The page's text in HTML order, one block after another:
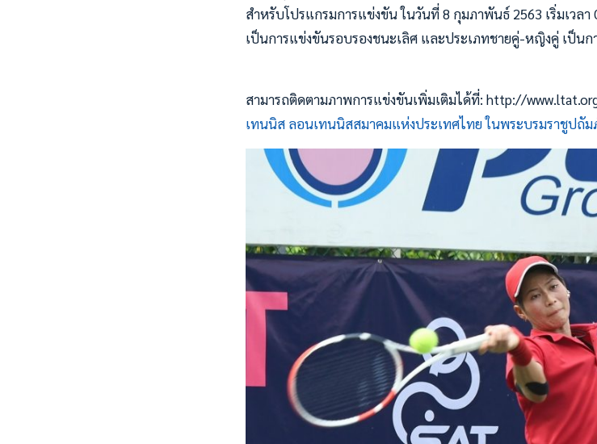
สำหรับโปรแกรมการแข่งขัน ในวันที่ 8 กุมภาพันธ์ 2563 เริ่มเวลา
เป็นการแข่งขันรอบรองชนะเลิศ และประเภทชายคู่-หญิงคู่ เป็น
สามารถติดตามภาพการแข่งขันเพิ่มเติมได้ที่: http://
เทนนิส ลอนเทนนิสสมาคมแห่งประเทศไทย ในพระบรมราชูปถัม